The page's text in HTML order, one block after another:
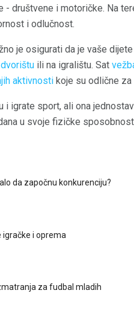
društvene i motoričke. Na
i odlučnost.
je osigurati da je vaše
ili na igralištu. Sat
aktivnosti koje su odlične
igrate sport, ali ona
u svoje fizičke
da započnu konkurenciju?
igračke i oprema
za fudbal mladih